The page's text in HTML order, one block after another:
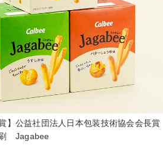
】公益社団法人日本包装技術協会会長
刷 Jagabee